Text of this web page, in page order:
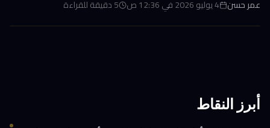
عمر حسن 4 يوليو 2026 في 12:36 ص 5دقيقة للقراءة
أبرز النقاط